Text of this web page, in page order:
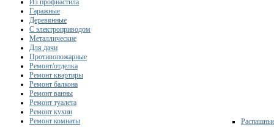
Из профнастила
Гаражные
Деревянные
С электроприводом
Металлические
Для дачи
Противопожарные
Ремонт/отделка
Ремонт квартиры
Ремонт балкона
Ремонт ванны
Ремонт туалета
Ремонт кухни
Ремонт комнаты